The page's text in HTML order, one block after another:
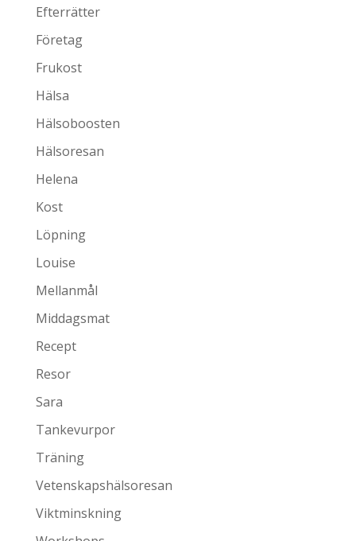
Efterrätter
Företag
Frukost
Hälsa
Hälsoboosten
Hälsoresan
Helena
Kost
Löpning
Louise
Mellanmål
Middagsmat
Recept
Resor
Sara
Tankevurpor
Träning
Vetenskapshälsoresan
Viktminskning